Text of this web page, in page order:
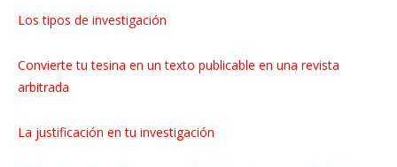
Los tipos de investigación
Convierte tu tesina en un texto publicable en una revista
arbitrada
La justificación en tu investigación